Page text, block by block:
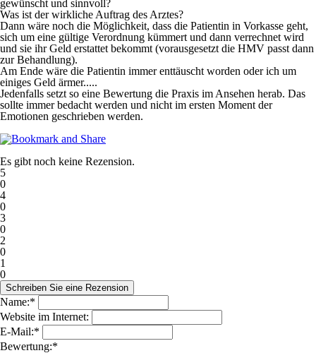
gewünscht und sinnvoll?
Was ist der wirkliche Auftrag des Arztes?
Dann wäre noch die Möglichkeit, dass die Patientin in Vorkasse geht,
sich um eine gültige Verordnung kümmert und dann verrechnet wird
und sie ihr Geld erstattet bekommt (vorausgesetzt die HMV passt dann
zur Behandlung).
Am Ende wäre die Patientin immer enttäuscht worden oder ich um
einiges Geld ärmer.....
Jedenfalls setzt so eine Bewertung die Praxis im Ansehen herab. Das
sollte immer bedacht werden und nicht im ersten Moment der
Emotionen geschrieben werden.
Es gibt noch keine Rezension.
5
0
4
0
3
0
2
0
1
0
Name:*
Website im Internet:
E-Mail:*
Bewertung:*